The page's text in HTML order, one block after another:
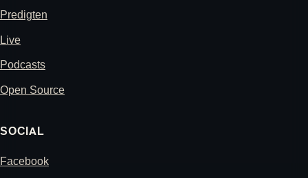
Predigten
Live
Podcasts
Open Source
SOCIAL
Facebook